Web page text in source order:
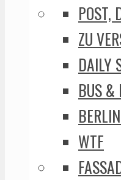
POST,
ZU
DAILY
BUS &
WTF